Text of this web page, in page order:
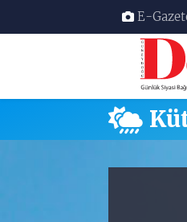
E-
Nöbetçi Eczaneler
Hava Durumu
Trafik Durumu